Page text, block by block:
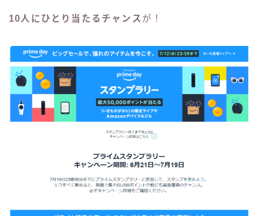
10人にひとり当たるチャンス が！